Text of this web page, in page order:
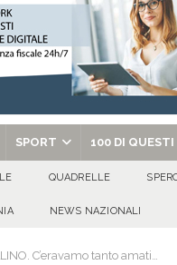
pronto per i solenni
agosto la chiesa celebra il Martirio
SPORT 100 DI QUESTI
QUADRELLE
NEWS NAZIONALI
C’eravamo tanto amati…